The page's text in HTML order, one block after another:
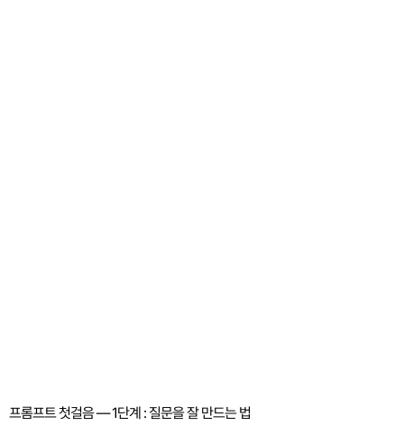
프롬프트 첫걸음 — 1단계 : 질문을 잘 만드는 법